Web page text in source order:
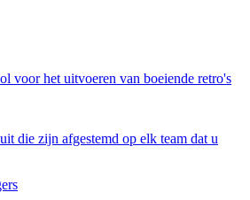
voor het uitvoeren van boeiende retro's
die zijn afgestemd op elk team dat u